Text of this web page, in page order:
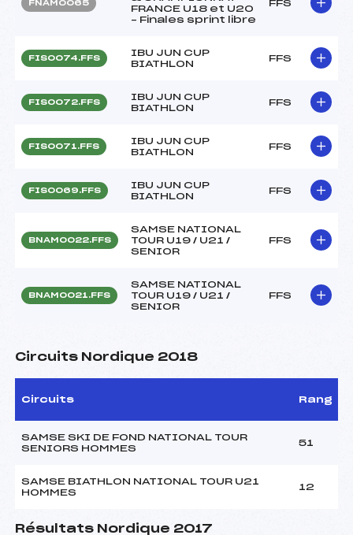
FNAM0065
FRANCE U18 et U20
– Finales sprint libre
FFS
FIS0074.FFS
IBU JUN CUP
BIATHLON
FFS
FIS0072.FFS
IBU JUN CUP
BIATHLON
FFS
FIS0071.FFS
IBU JUN CUP
BIATHLON
FFS
FIS0069.FFS
IBU JUN CUP
BIATHLON
FFS
BNAM0022.FFS
SAMSE NATIONAL
TOUR U19 / U21 /
SENIOR
FFS
BNAM0021.FFS
SAMSE NATIONAL
TOUR U19 / U21 /
SENIOR
FFS
Circuits Nordique 2018
Circuits Rang
SAMSE SKI DE FOND NATIONAL TOUR
SENIORS HOMMES
51
SAMSE BIATHLON NATIONAL TOUR U21
HOMMES
12
Résultats Nordique 2017